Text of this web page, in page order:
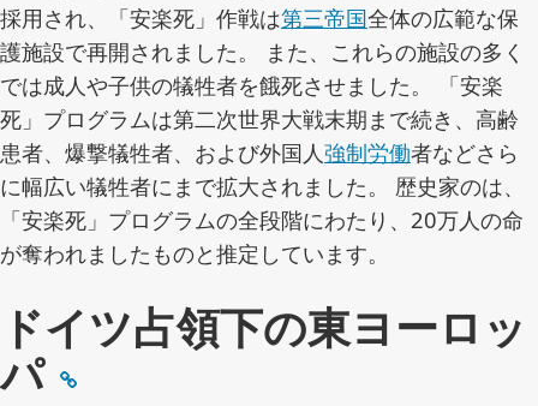
採用され、「安楽死」作戦は第三帝国全体の広範な保
護施設で再開されました。 また、これらの施設の多く
では成人や子供の犠牲者を餓死させました。 「安楽
死」プログラムは第二次世界大戦末期まで続き、高齢
患者、爆撃犠牲者、および外国人強制労働者などさら
に幅広い犠牲者にまで拡大されました。 歴史家のは、
「安楽死」プログラムの全段階にわたり、20万人の命
が奪われましたものと推定しています。
ドイツ占領下の東ヨーロッ
パ